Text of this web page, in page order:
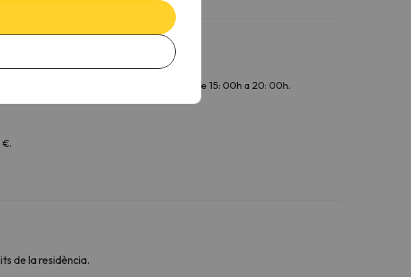
12: 00h i de 16: 30h a 20: 00h. Dissabtes: de 15: 00h a 20: 00h.
€.
de la residència.